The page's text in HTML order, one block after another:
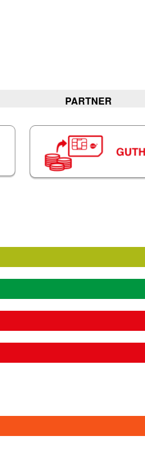
PARTNER